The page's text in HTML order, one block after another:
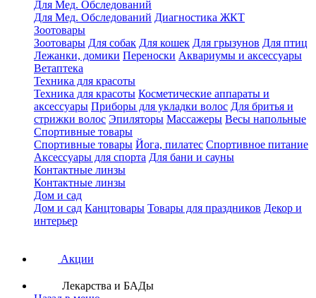
Для Мед. Обследований
Для Мед. Обследований Диагностика ЖКТ
Зоотовары
Зоотовары Для собак Для кошек Для грызунов Для птиц
Лежанки, домики Переноски Аквариумы и аксессуары
Ветаптека
Техника для красоты
Техника для красоты Косметические аппараты и
аксессуары Приборы для укладки волос Для бритья и
стрижки волос Эпиляторы Массажеры Весы напольные
Спортивные товары
Спортивные товары Йога, пилатес Спортивное питание
Аксессуары для спорта Для бани и сауны
Контактные линзы
Контактные линзы
Дом и сад
Дом и сад Канцтовары Товары для праздников Декор и
интерьер
Акции
Лекарства и БАДы